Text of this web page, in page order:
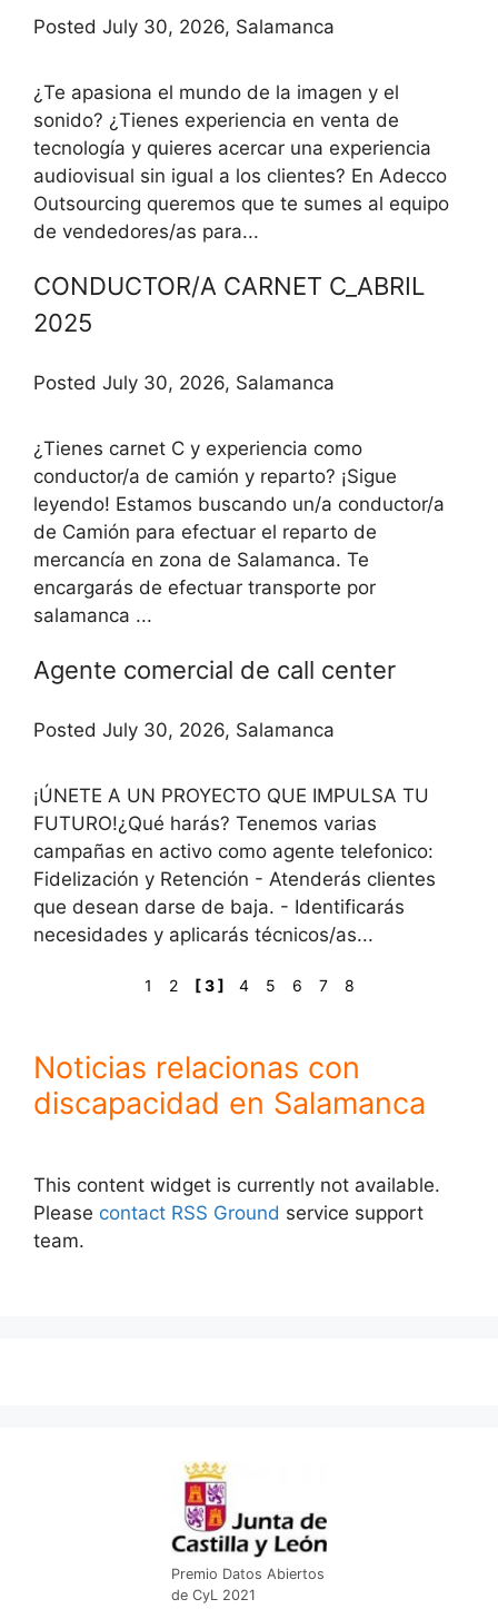
Posted July 30, 2026, Salamanca
¿Te apasiona el mundo de la imagen y el
sonido? ¿Tienes experiencia en venta de
tecnología y quieres acercar una experiencia
audiovisual sin igual a los clientes? En Adecco
Outsourcing queremos que te sumes al equipo
de vendedores/as para...
CONDUCTOR/A CARNET C_ABRIL
2025
Posted July 30, 2026, Salamanca
¿Tienes carnet C y experiencia como
conductor/a de camión y reparto? ¡Sigue
leyendo! Estamos buscando un/a conductor/a
de Camión para efectuar el reparto de
mercancía en zona de Salamanca. Te
encargarás de efectuar transporte por
salamanca ...
Agente comercial de call center
Posted July 30, 2026, Salamanca
¡ÚNETE A UN PROYECTO QUE IMPULSA TU
FUTURO!¿Qué harás? Tenemos varias
campañas en activo como agente telefonico:
Fidelización y Retención - Atenderás clientes
que desean darse de baja. - Identificarás
necesidades y aplicarás técnicos/as...
1 2 [ 3 ] 4 5 6 7 8
Noticias relacionas con
discapacidad en Salamanca
This content widget is currently not available.
Please contact RSS Ground service support
team.
Premio Datos Abiertos
de CyL 2021